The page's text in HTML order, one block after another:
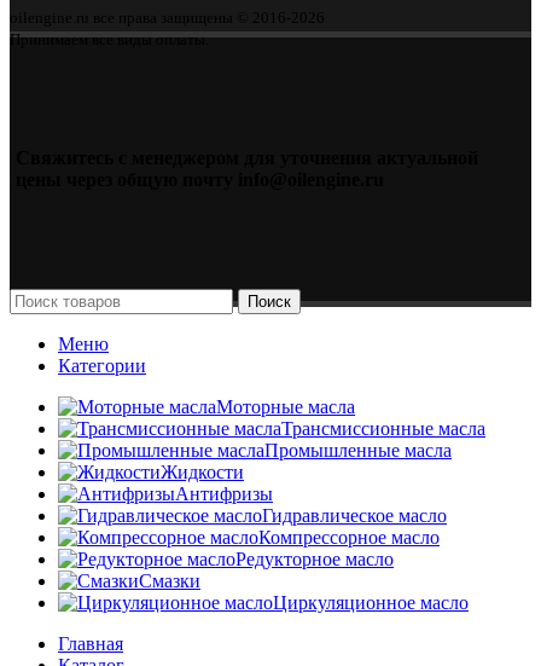
oilengine.ru все права защищены © 2016-2026
Принимаем все виды оплаты.
Поиск
Меню
Категории
Моторные масла
Трансмиссионные масла
Промышленные масла
Жидкости
Антифризы
Гидравлическое масло
Компрессорное масло
Редукторное масло
Смазки
Циркуляционное масло
Главная